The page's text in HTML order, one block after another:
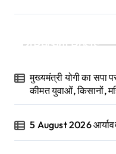
Recent Posts
मुख्यमंत्री योगी का सपा
कीमत युवाओं, किसानों,
5 August 2026